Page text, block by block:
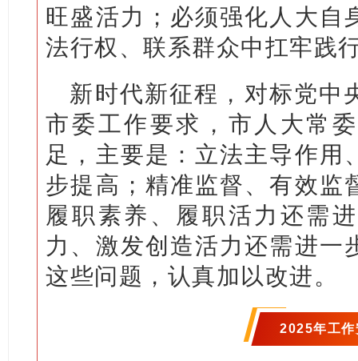
旺盛活力；必须强化人大自
法行权、联系群众中扛牢践
新时代新征程，对标党中
市委工作要求，市人大常
足，主要是：立法主导作用
步提高；精准监督、有效监
履职素养、履职活力还需
力、激发创造活力还需进一
这些问题，认真加以改进。
2025年工作